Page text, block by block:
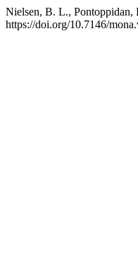
Nielsen, B. L., Pontoppidan,
https://doi.org/10.7146/